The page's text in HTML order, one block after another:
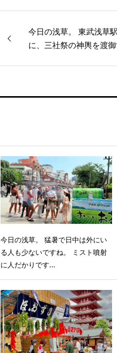
今日の浅草。 東武浅草
に、三社祭の神輿を渡
今日の浅草。 猛暑で日中は外にい
る人も少ないですね。 ミスト噴射
に人だかりです...